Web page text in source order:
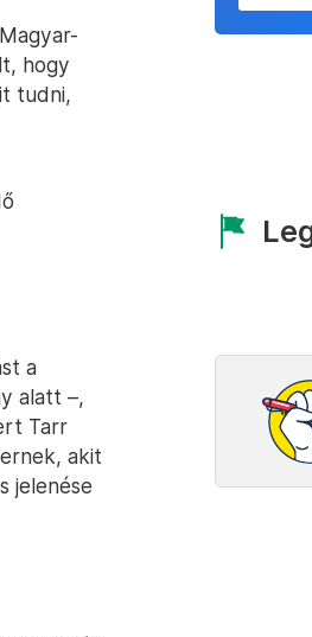
hogy
tudni,
a
alatt –,
Tarr
akit
jelenése